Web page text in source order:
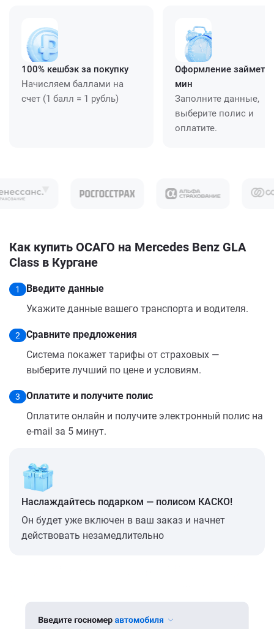
100% кешбэк за покупку
Начисляем баллами на
счет (1 балл = 1 рубль)
Оформление займет
мин
Заполните данные,
выберите полис и
оплатите.
Как купить ОСАГО на Mercedes Benz GLA
Class в Кургане
1
Введите данные
Укажите данные вашего транспорта и водителя.
2
Сравните предложения
Система покажет тарифы от страховых —
выберите лучший по цене и условиям.
3
Оплатите и получите полис
Оплатите онлайн и получите электронный полис на
e-mail за 5 минут.
Наслаждайтесь подарком — полисом КАСКО!
Он будет уже включен в ваш заказ и начнет
действовать незамедлительно